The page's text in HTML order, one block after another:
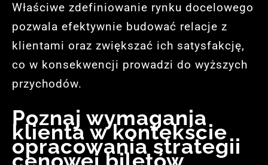
Właściwe zdefiniowanie rynku docelowego
pozwala efektywnie budować relacje z
klientami oraz zwiększać ich satysfakcję,
co w konsekwencji prowadzi do wyższych
przychodów.
Poznaj wymagania
klienta w kontekście
opracowania strategii